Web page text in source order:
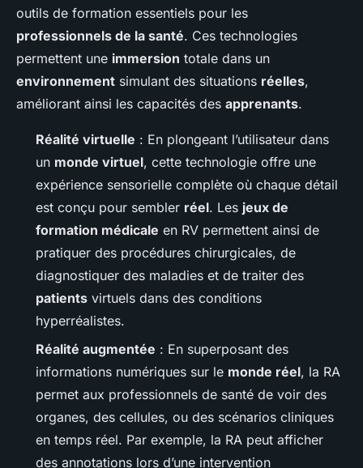
outils de formation essentiels pour les
professionnels de la santé. Ces technologies
permettent une immersion totale dans un
environnement simulant des situations réelles,
améliorant ainsi les capacités des apprenants.
Réalité virtuelle : En plongeant l’utilisateur dans
un monde virtuel, cette technologie offre une
expérience sensorielle complète où chaque détail
est conçu pour sembler réel. Les jeux de
formation médicale en RV permettent ainsi de
pratiquer des procédures chirurgicales, de
diagnostiquer des maladies et de traiter des
patients virtuels dans des conditions
hyperréalistes.
Réalité augmentée : En superposant des
informations numériques sur le monde réel, la RA
permet aux professionnels de santé de voir des
organes, des cellules, ou des scénarios cliniques
en temps réel. Par exemple, la RA peut afficher
des annotations lors d’une intervention